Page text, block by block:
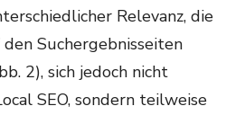
Relevanz, die
Suchergebnisseiten
2), sich jedoch nicht
SEO, sondern teilweise